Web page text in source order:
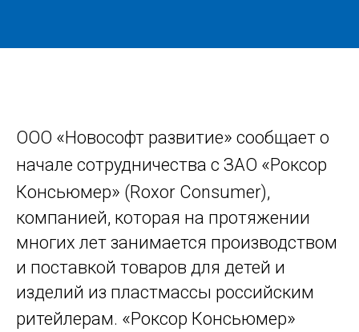
ООО «Новософт развитие» сообщает о
начале сотрудничества с ЗАО «Роксор
Консьюмер» (Roxor Consumer),
компанией, которая на протяжении
многих лет занимается производством
и поставкой товаров для детей и
изделий из пластмассы российским
ритейлерам. «Роксор Консьюмер»